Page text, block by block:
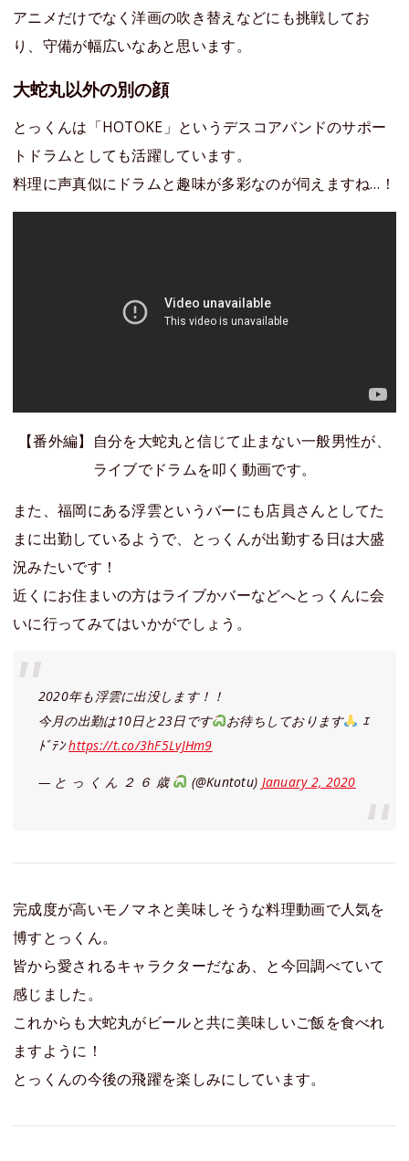
アニメだけでなく洋画の吹き替えなどにも挑戦してお
り、守備が幅広いなあと思います。
大蛇丸以外の別の顔
とっくんは「HOTOKE」というデスコアバンドのサポー
トドラムとしても活躍しています。
料理に声真似にドラムと趣味が多彩なのが伺えますね…！
【番外編】自分を大蛇丸と信じて止まない一般男性が、
ライブでドラムを叩く動画です。
また、福岡にある浮雲というバーにも店員さんとしてた
まに出勤しているようで、とっくんが出勤する日は大盛
況みたいです！
近くにお住まいの方はライブかバーなどへとっくんに会
いに行ってみてはいかがでしょう。
2020年も浮雲に出没します！！
今月の出勤は10日と23日です
お待ちしております
ｴ
ﾄﾞﾃﾝhttps://t.co/3hF5LvJHm9
— と っ く ん ２ ６ 歳 (@Kuntotu) January 2, 2020
完成度が高いモノマネと美味しそうな料理動画で人気を
博すとっくん。
皆から愛されるキャラクターだなあ、と今回調べていて
感じました。
これからも大蛇丸がビールと共に美味しいご飯を食べれ
ますように！
とっくんの今後の飛躍を楽しみにしています。